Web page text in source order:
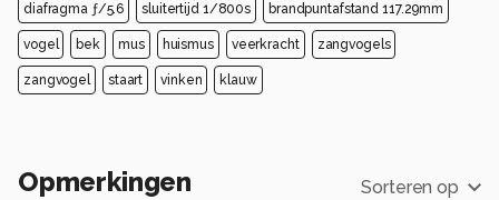
diafragma ƒ/5.6 sluitertijd 1/800s brandpuntafstand 117.29mm
vogel bek mus huismus veerkracht zangvogels
zangvogel staart vinken klauw
Opmerkingen Sorteren op